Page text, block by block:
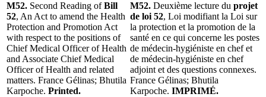
M52. Second Reading ofBill
52, An Act to amend the Health
Protection and Promotion Act
with respect to the positions of
Chief Medical Officer of Health
and Associate Chief Medical
Officer of Health and related
matters. France Gélinas; Bhutila
Karpoche. Printed.
M52. Deuxième lecture du projet
de loi 52, Loi modifiant la Loi sur
la protection et la promotion de la
santé en ce qui concerne les postes
de médecin-hygiéniste en chef et
de médecin-hygiéniste en chef
adjoint et des questions connexes.
France Gélinas; Bhutila
Karpoche. IMPRIMÉ.